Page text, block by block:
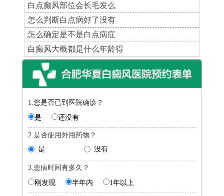
白点癫风部位会长毛发么
怎么判断白点病好了没有
怎么确定是不是白点病症
白癫风大概都是什么年龄得
1.您是否已到医院确诊？
是
还没有
2.是否使用外用药物？
是
没有
3.患病时间有多久？
刚发现
半年内 1年以上